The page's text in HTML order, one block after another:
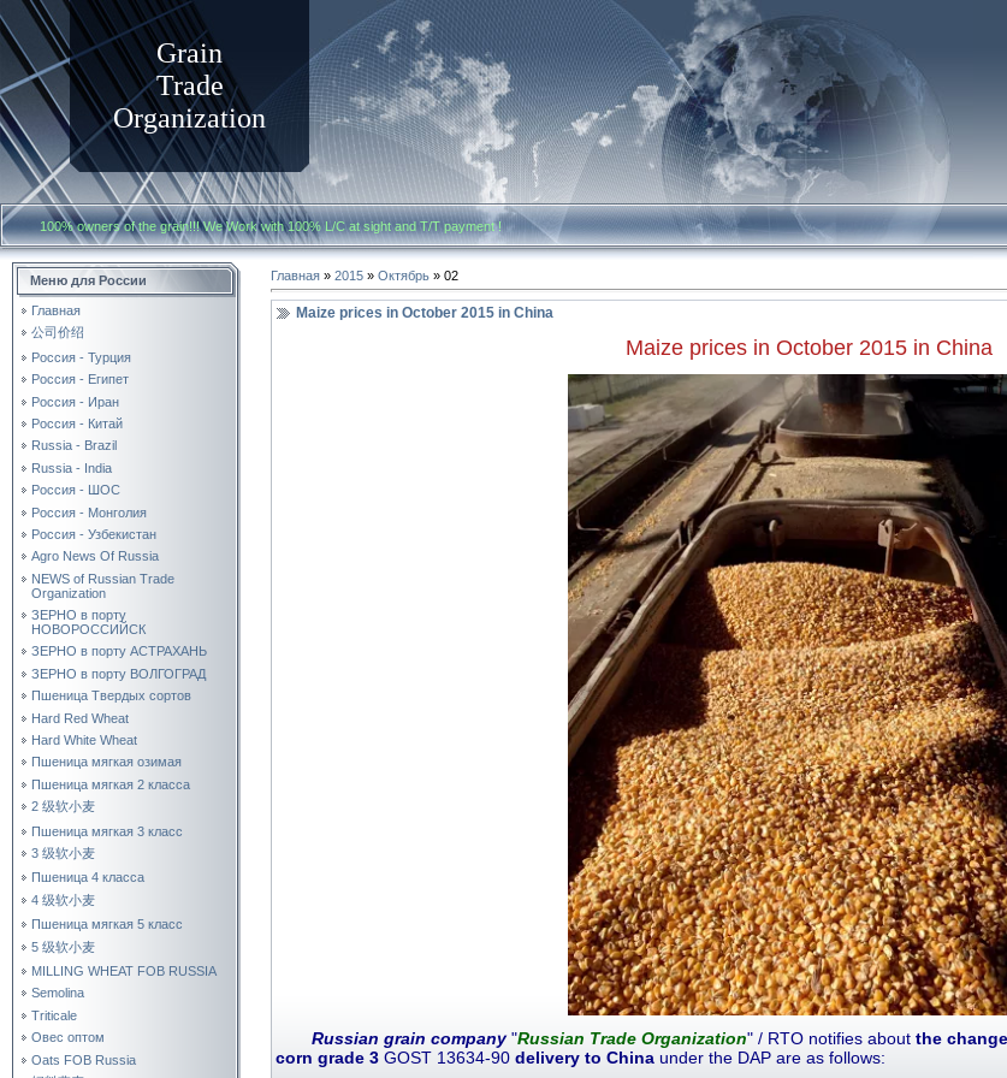
Grain
Trade
Organization
100% owners of the grain!!! We Work with100% L/C at sight and T/T payment!
Меню для России
Главная
公司价绍
Россия - Турция
Россия - Египет
Россия - Иран
Россия - Китай
Russia - Brazil
Russia - India
Россия - ШОС
Россия - Монголия
Россия - Узбекистан
Agro News Of Russia
NEWS of Russian Trade
Organization
ЗЕРНО в порту
НОВОРОССИЙСК
ЗЕРНО в порту АСТРАХАНЬ
ЗЕРНО в порту ВОЛГОГРАД
Пшеница Твердых сортов
Hard Red Wheat
Hard White Wheat
Пшеница мягкая озимая
Пшеница мягкая 2 класса
2 级软小麦
Пшеница мягкая 3 класс
3 级软小麦
Пшеница 4 класса
4 级软小麦
Пшеница мягкая 5 класс
5 级软小麦
MILLING WHEAT FOB RUSSIA
Semolina
Triticale
Овес оптом
Oats FOB Russia
Главная » 2015 » Октябрь » 02
Maize prices in October 2015 in China
Maize prices in October 2015 in China
Russian grain company"Russian Trade Organization" / RTO notifies about the
corn grade 3 GOST 13634-90 delivery to China under the DAP are as follows: